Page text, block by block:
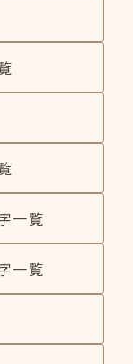
一覧
一覧